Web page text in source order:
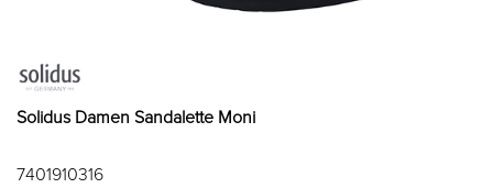
Solidus Damen Sandalette Moni
7401910316